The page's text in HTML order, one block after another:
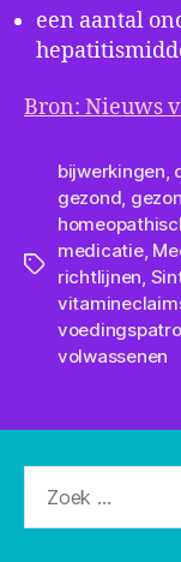
een aantal
Bron: Nieuws
Tags
bijwerkingen,
gezond,
medicatie,
richtlijnen,
volwassenen
naar: